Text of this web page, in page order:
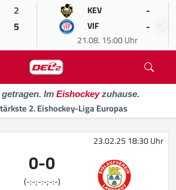
2
5
KEV -
VIF -
21.08. 15:00 Uhr
Im Eishockeyzuhause.
2. Eishockey-Liga Europas
23.02.25 18:30 Uhr
0-0
(-:-;-:-;-:-)